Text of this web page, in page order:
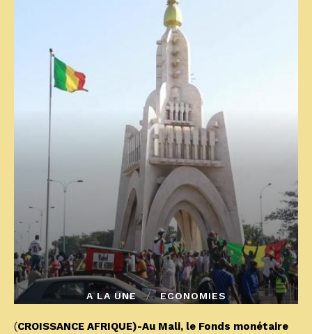
A LA UNE ECONOMIES
(CROISSANCE AFRIQUE)-Au Mali, le Fonds monétaire